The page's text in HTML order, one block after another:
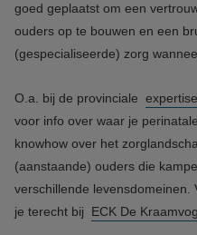
goed geplaatst om een
ouders op te bouwen en een
(gespecialiseerde) zorg
O.a. bij de provinciale
voor info over waar je
knowhow over het
(aanstaande) ouders die
verschillende levensdomeinen.
je terecht bij ECK De